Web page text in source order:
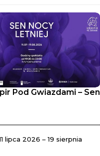
Pod Gwiazdami – Sen
lipca 2026 – 19 sierpnia